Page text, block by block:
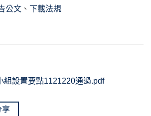
公文 、 下載法規
組設置要點1121220通過.pdf
享